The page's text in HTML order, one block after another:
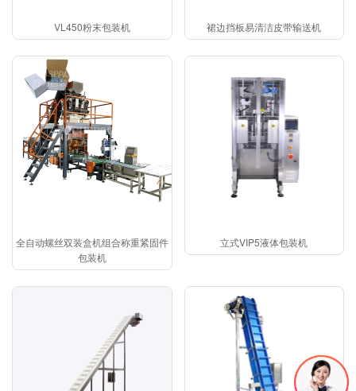
VL450粉末包装机 裙边挡板易清洁皮带输送机
全自动螺丝双装盒机组合称重紧固件
包装机
立式VIP5液体包装机